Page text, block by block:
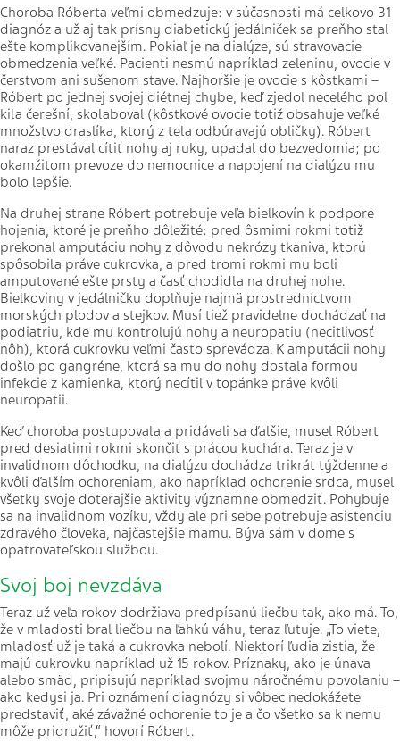
Choroba Róberta veľmi obmedzuje: v súčasnosti má celkovo 31
diagnóz a už aj tak prísny diabetický jedálniček sa preňho stal
ešte komplikovanejším. Pokiaľ je na dialýze, sú stravovacie
obmedzenia veľké. Pacienti nesmú napríklad zeleninu, ovocie v
čerstvom ani sušenom stave. Najhoršie je ovocie s kôstkami –
Róbert po jednej svojej diétnej chybe, keď zjedol necelého pol
kila čerešní, skolaboval (kôstkové ovocie totiž obsahuje veľké
množstvo draslíka, ktorý z tela odbúravajú obličky). Róbert
naraz prestával cítiť nohy aj ruky, upadal do bezvedomia; po
okamžitom prevoze do nemocnice a napojení na dialýzu mu
bolo lepšie.
Na druhej strane Róbert potrebuje veľa bielkovín k podpore
hojenia, ktoré je preňho dôležité: pred ôsmimi rokmi totiž
prekonal amputáciu nohy z dôvodu nekrózy tkaniva, ktorú
spôsobila práve cukrovka, a pred tromi rokmi mu boli
amputované ešte prsty a časť chodidla na druhej nohe.
Bielkoviny v jedálničku doplňuje najmä prostredníctvom
morských plodov a stejkov. Musí tiež pravidelne dochádzať na
podiatriu, kde mu kontrolujú nohy a neuropatiu (necitlivosť
nôh), ktorá cukrovku veľmi často sprevádza. K amputácii nohy
došlo po gangréne, ktorá sa mu do nohy dostala formou
infekcie z kamienka, ktorý necítil v topánke práve kvôli
neuropatii.
Keď choroba postupovala a pridávali sa ďalšie, musel Róbert
pred desiatimi rokmi skončiť s prácou kuchára. Teraz je v
invalidnom dôchodku, na dialýzu dochádza trikrát týždenne a
kvôli ďalším ochoreniam, ako napríklad ochorenie srdca, musel
všetky svoje doterajšie aktivity významne obmedziť. Pohybuje
sa na invalidnom vozíku, vždy ale pri sebe potrebuje asistenciu
zdravého človeka, najčastejšie mamu. Býva sám v dome s
opatrovateľskou službou.
Svoj boj nevzdáva
Teraz už veľa rokov dodržiava predpísanú liečbu tak, ako má. To,
že v mladosti bral liečbu na ľahkú váhu, teraz ľutuje. „To viete,
mladosť už je taká a cukrovka nebolí. Niektorí ľudia zistia, že
majú cukrovku napríklad už 15 rokov. Príznaky, ako je únava
alebo smäd, pripisujú napríklad svojmu náročnému povolaniu –
ako kedysi ja. Pri oznámení diagnózy si vôbec nedokážete
predstaviť, aké závažné ochorenie to je a čo všetko sa k nemu
môže pridružiť,“ hovorí Róbert.